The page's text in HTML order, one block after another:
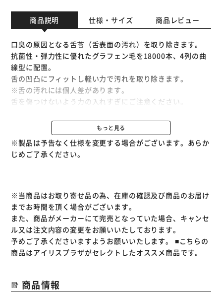
商品説明 仕様・サイズ 商品レビュー
口臭の原因となる舌苔（舌表面の汚れ）を取り除きます。
抗菌性・弾力性に優れたグラフェン毛を18000本、4列の曲
線型に配置。
舌の凹凸にフィットし軽い力で汚れを取り除きます。
※舌の汚れには個人差があります。
舌を傷つけないよう力の入れすぎにご注意ください。
※リニューアルに伴い、パッケージ・内容等予告なく変更す
る場合がございます。予めご了承ください。
もっと見る
※製品は予告なく仕様を変更する場合がございます。あらか
じめご了承ください。
※当商品はお取り寄せ品の為、在庫の確認及び商品のお届け
までお時間を頂く場合がございます。
また、商品がメーカーにて完売となっていた場合、キャンセ
ル又は注文内容の変更をお願いいたしております。
予めご了承くださいますようお願いいたします。 ■こちらの
商品はアイリスプラザがセレクトしたオススメ商品です。
商品情報